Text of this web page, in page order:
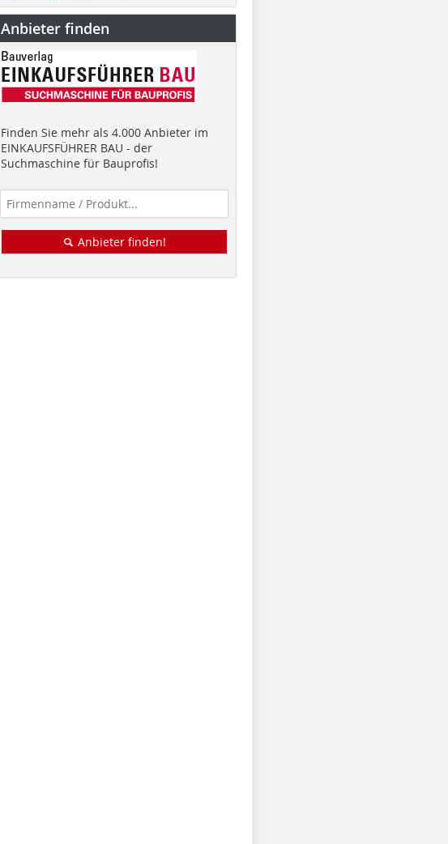
Anbieter finden
Finden Sie mehr als 4.000 Anbieter im
EINKAUFSFÜHRER BAU - der
Suchmaschine für Bauprofis!
Anbieter finden!